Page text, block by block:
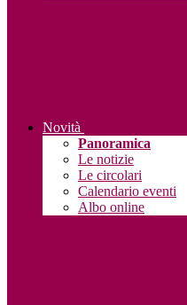
Novità
Panoramica
Le notizie
Le circolari
Calendario eventi
Albo online